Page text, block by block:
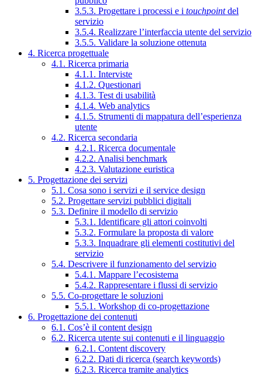
3.5.3. Progettare i processi e i touchpointdel
servizio
3.5.4. Realizzare l’interfaccia utente del servizio
3.5.5. Validare la soluzione ottenuta
4. Ricerca progettuale
4.1. Ricerca primaria
4.1.1. Interviste
4.1.2. Questionari
4.1.3. Test di usabilità
4.1.4. Web analytics
4.1.5. Strumenti di mappatura dell’esperienza
utente
4.2. Ricerca secondaria
4.2.1. Ricerca documentale
4.2.2. Analisi benchmark
4.2.3. Valutazione euristica
5. Progettazione dei servizi
5.1. Cosa sono i servizi e il service design
5.2. Progettare servizi pubblici digitali
5.3. Definire il modello di servizio
5.3.1. Identificare gli attori coinvolti
5.3.2. Formulare la proposta di valore
5.3.3. Inquadrare gli elementi costitutivi del
servizio
5.4. Descrivere il funzionamento del servizio
5.4.1. Mappare l’ecosistema
5.4.2. Rappresentare i flussi di servizio
5.5. Co-progettare le soluzioni
5.5.1. Workshop di co-progettazione
6. Progettazione dei contenuti
6.1. Cos’è il content design
6.2. Ricerca utente sui contenuti e il linguaggio
6.2.1. Content discovery
6.2.2. Dati di ricerca (search keywords)
6.2.3. Ricerca tramite analytics